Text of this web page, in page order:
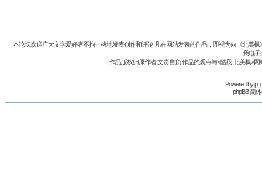
本论坛欢迎广大文学爱好者不拘一格地发表创作和评论.凡在网站发表的作品，即视为向《北美
我电子
作品版权归原作者.文责自负.作品的观点与<酷我-北美枫>
Powered by
phpBB 简